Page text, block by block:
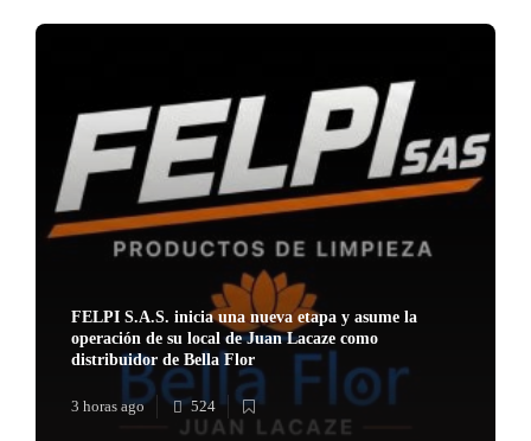
FELPI S.A.S. inicia una nueva etapa y asume la
operación de su local de Juan Lacaze como
distribuidor de Bella Flor
3 horas ago 524